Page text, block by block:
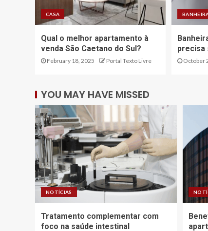
CASA
Qual o melhor apartamento à
venda São Caetano do Sul?
February 18, 2025 Portal Texto Livre
precisa
October
YOU MAY HAVE MISSED
NOTÍCIAS
Tratamento complementar com
foco na saúde intestinal